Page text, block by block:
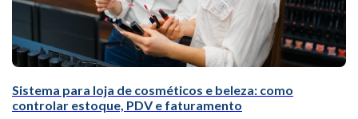
Sistema para loja de cosméticos e beleza: como
controlar estoque, PDV e faturamento